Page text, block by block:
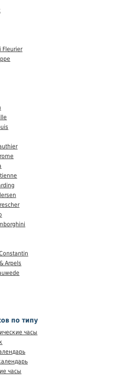
Fleurier
Arpels
по типу
часы
часы